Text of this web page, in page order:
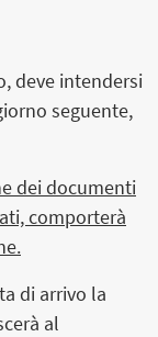
deve intendersi
seguente,
dei documenti
comporterà
di arrivo la
al